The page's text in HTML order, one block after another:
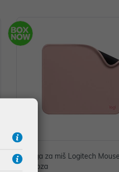
Podloga za miš Logitech
udio, roza